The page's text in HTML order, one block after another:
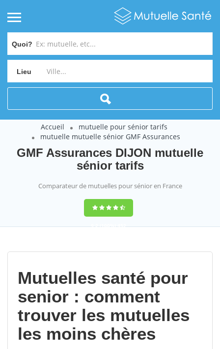
Quoi?
Lieu
Accueil
mutuelle pour sénior tarifs
mutuelle mutuelle sénior GMF Assurances
GMF Assurances DIJON mutuelle
sénior tarifs
Comparateur de mutuelles pour sénior en France
9,2(100%)452
Mutuelles santé pour
senior : comment
trouver les mutuelles
les moins chères